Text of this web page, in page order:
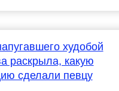
худобой
раскрыла, какую
сделали певцу